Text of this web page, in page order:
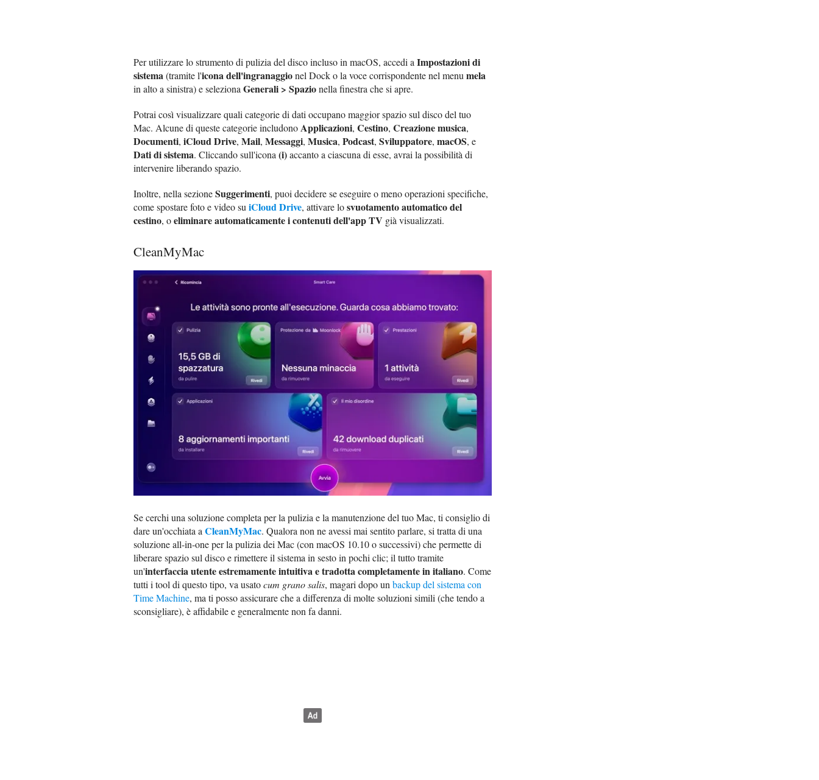
Per utilizzare lo strumento di pulizia del disco incluso in macOS, accedi aImpostazioni di
sistema(tramite l'icona dell'ingranaggionel Dock o la voce corrispondente nel menumela
in alto a sinistra) e selezionaGenerali > Spazionella finestra che si apre.
Potrai così visualizzare quali categorie di dati occupano maggior spazio sul disco del tuo
Mac. Alcune di queste categorie includonoApplicazioni, Cestino, Creazione musica,
Documenti, iCloud Drive, Mail, Messaggi, Musica, Podcast, Sviluppatore, macOS, e
Dati di sistema. Cliccando sull'icona(i)accanto a ciascuna di esse, avrai la possibilità di
intervenire liberando spazio.
Inoltre, nella sezioneSuggerimenti, puoi decidere se eseguire o meno operazioni specifiche,
come spostare foto e video suiCloud Drive, attivare losvuotamento automatico del
cestino, oeliminare automaticamente i contenuti dell'app TV già visualizzati.
CleanMyMac
Se cerchi una soluzione completa per la pulizia e la manutenzione del tuo Mac, ti consiglio di
dare un'occhiata aCleanMyMac. Qualora non ne avessi mai sentito parlare, si tratta di una
soluzione all-in-one per la pulizia dei Mac (con macOS 10.10 o successivi) che permette di
liberare spazio sul disco e rimettere il sistema in sesto in pochi clic; il tutto tramite
un'interfaccia utente estremamente intuitiva e tradotta completamente in italiano. Come
tutti i tool di questo tipo, va usatocum grano salis, magari dopo unbackup del sistema con
Time Machine, ma ti posso assicurare che a differenza di molte soluzioni simili (che tendo a
sconsigliare), è affidabile e generalmente non fa danni.